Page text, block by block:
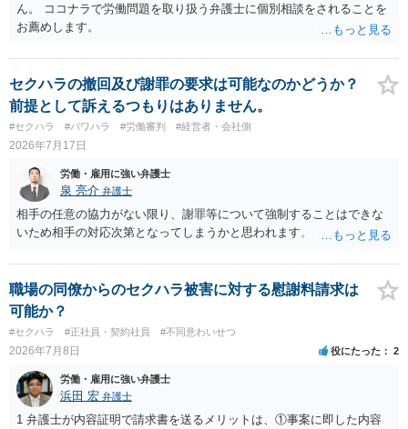
ん。 ココナラで労働問題を取り扱う弁護士に個別相談をされることを
お薦めします。
セクハラの撤回及び謝罪の要求は可能なのかどうか？
前提として訴えるつもりはありません。
#セクハラ #パワハラ #労働審判 #経営者・会社側
2026年7月17日
労働・雇用に強い弁護士
泉 亮介 弁護士
相手の任意の協力がない限り、謝罪等について強制することはできな
いため相手の対応次第となってしまうかと思われます。
職場の同僚からのセクハラ被害に対する慰謝料請求は
可能か？
#セクハラ #正社員・契約社員 #不同意わいせつ
2026年7月8日 役にたった 2
労働・雇用に強い弁護士
浜田 宏 弁護士
1 弁護士が内容証明で請求書を送るメリットは、①事案に即した内容